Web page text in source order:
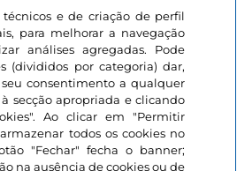
técnicos e de criação de perfil
para melhorar a navegação
análises agregadas. Pode
(divididos por categoria) dar,
consentimento a qualquer
secção apropriada e clicando
Ao clicar em "Permitir
todos os cookies no
"Fechar" fecha o banner;
na ausência de cookies ou de